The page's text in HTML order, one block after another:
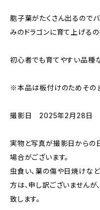
胞子葉がたくさん出るので
みのドラゴンに育て上げるの
初心者でも育てやすい品種な
※本品は板付けのためその
撮影日 2025年2月28日
実物と写真が撮影日からの
場合がございます。
虫食い、葉の傷や日焼けな
方は、申し訳ございません
致します。